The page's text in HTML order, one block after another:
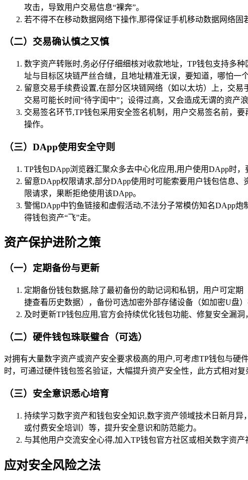
攻击，导致用户交易信息“裸奔”。
若不得不在移动数据网络下操作,那得保证手机移动数据网络
（二）交易确认慎之又慎
数字资产转账时,务必仔仔细细核对收款地址，TP钱包支持多
址与目标区块链严丝合缝，且地址精准无误，要知道，哪怕一
留意交易手续费设置,在部分区块链网络（如以太坊）上，交
交易可能长时间“待字闺中”；设得过高，又会造成无谓的资产
交易签名环节,TP钱包采用安全签名机制，用户交易签名前，
操作。
（三）DApp使用安全守则
TP钱包DApp浏览器汇聚众多去中心化应用,用户使用DApp时
留意DApp权限请求,部分DApp使用时可能索要用户钱包信息
限请求，果断拒绝使用该DApp。
警惕DApp中钓鱼链接和虚假活动,不法分子常模仿知名DApp
得钱包资产“飞”走。
资产保护进阶之策
（一）定期备份与更新
定期备份钱包数据,除了最初备份的助记词和私钥，用户可定
捷查看历史数据），备份可选加密外部存储设备（如加密U盘）
及时更新TP钱包应用,官方会持续优化钱包功能、修复安全漏
（二）硬件钱包珠联璧合（可选）
对拥有大量数字资产或资产安全要求极高的用户,可考虑TP钱包与硬
时，可通过硬件钱包签名验证，大幅提升资产安全性，此方式相对
（三）安全意识悉心培育
持续学习数字资产和钱包安全知识,数字资产领域技术日新月
或付费安全培训）等，提升安全意识和防范能力。
与其他用户交流安全心得,加入TP钱包官方社区或相关数字资
应对安全风险之法